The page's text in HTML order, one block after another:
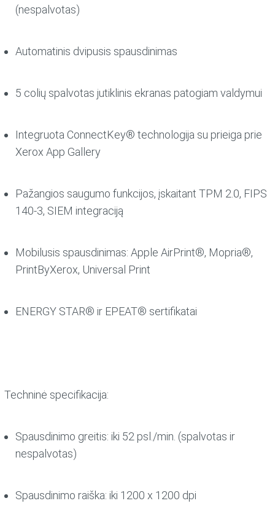
(nespalvotas)
Automatinis dvipusis spausdinimas
5 colių spalvotas jutiklinis ekranas patogiam valdymui
Integruota ConnectKey® technologija su prieiga prie
Xerox App Gallery
Pažangios saugumo funkcijos, įskaitant TPM 2.0, FIPS
140-3, SIEM integraciją
Mobilusis spausdinimas: Apple AirPrint®, Mopria®,
PrintByXerox, Universal Print
ENERGY STAR® ir EPEAT® sertifikatai
Techninė specifikacija:
Spausdinimo greitis: iki 52 psl./min. (spalvotas ir
nespalvotas)
Spausdinimo raiška: iki 1200 x 1200 dpi